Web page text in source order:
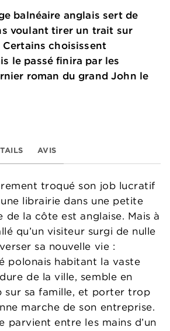
balnéaire anglais sert de
voulant tirer un trait sur
Certains choisissent
le passé finira par les
roman du grand John le
AVIS
troqué son job lucratif
librairie dans une petite
de la côte est anglaise. Mais à
qu’un visiteur surgi de nulle
sa nouvelle vie :
polonais habitant la vaste
de la ville, semble en
sur sa famille, et porter trop
marche de son entreprise.
parvient entre les mains d’un